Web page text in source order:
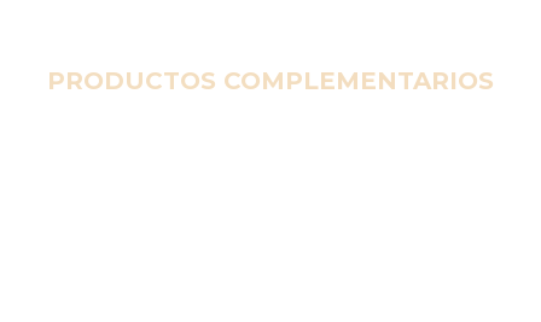
PRODUCTOS COMPLEMENTARIOS